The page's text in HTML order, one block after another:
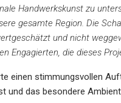
Handwerkskunst zu
gesamte Region. Die
und nicht
Engagierten, die dieses
einen stimmungsvollen
und das besondere